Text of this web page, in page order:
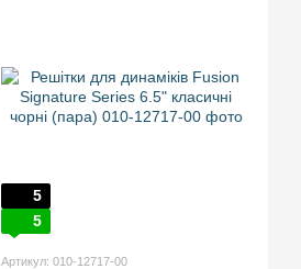
5
5
Артикул: 010-12717-00